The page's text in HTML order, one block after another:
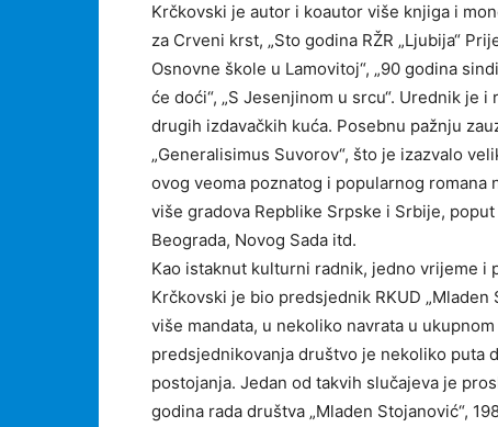
Krčkovski je autor i koautor više knjiga i
za Crveni krst, „Sto godina RŽR „Ljubija“
Osnovne škole u Lamovitoj“, „90 godina
će doći“, „S Jesenjinom u srcu“. Urednik je
drugih izdavačkih kuća. Posebnu pažnju
„Generalisimus Suvorov“, što je izazvalo
ovog veoma poznatog i popularnog romana
više gradova Repblike Srpske i Srbije,
Beograda, Novog Sada itd.
Kao istaknut kulturni radnik, jedno vrijeme
Krčkovski je bio predsjednik RKUD „Mladen
više mandata, u nekoliko navrata u
predsjednikovanja društvo je nekoliko puta
postojanja. Jedan od takvih slučajeva je
godina rada društva „Mladen Stojanović“,